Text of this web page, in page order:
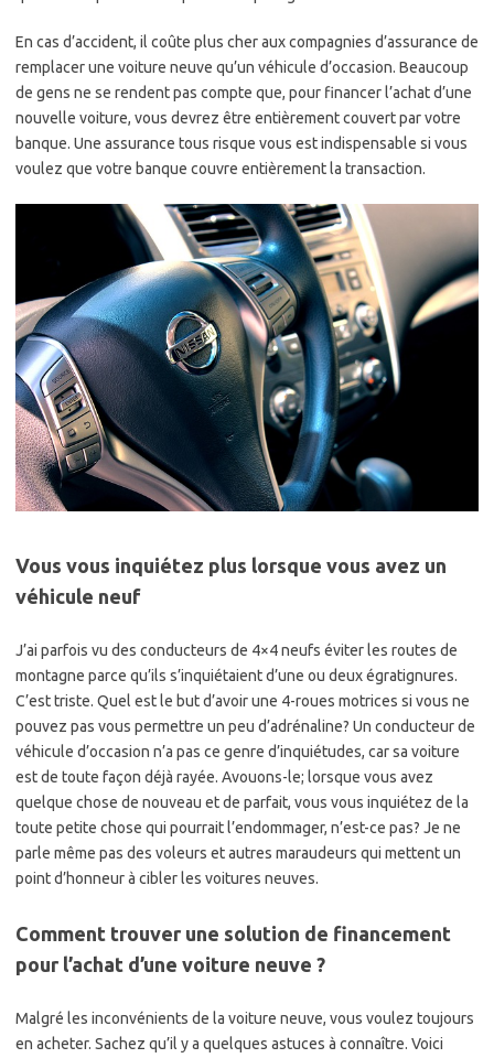
En cas d’accident, il coûte plus cher aux compagnies d’assurance de
remplacer une voiture neuve qu’un véhicule d’occasion. Beaucoup
de gens ne se rendent pas compte que, pour financer l’achat d’une
nouvelle voiture, vous devrez être entièrement couvert par votre
banque. Une assurance tous risque vous est indispensable si vous
voulez que votre banque couvre entièrement la transaction.
Vous vous inquiétez plus lorsque vous avez un
véhicule neuf
J’ai parfois vu des conducteurs de 4×4 neufs éviter les routes de
montagne parce qu’ils s’inquiétaient d’une ou deux égratignures.
C’est triste. Quel est le but d’avoir une 4-roues motrices si vous ne
pouvez pas vous permettre un peu d’adrénaline? Un conducteur de
véhicule d’occasion n’a pas ce genre d’inquiétudes, car sa voiture
est de toute façon déjà rayée. Avouons-le; lorsque vous avez
quelque chose de nouveau et de parfait, vous vous inquiétez de la
toute petite chose qui pourrait l’endommager, n’est-ce pas? Je ne
parle même pas des voleurs et autres maraudeurs qui mettent un
point d’honneur à cibler les voitures neuves.
Comment trouver une solution de financement
pour l’achat d’une voiture neuve ?
Malgré les inconvénients de la voiture neuve, vous voulez toujours
en acheter. Sachez qu’il y a quelques astuces à connaître. Voici